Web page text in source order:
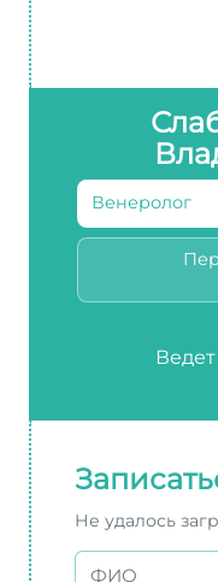
Венеролог
Не удалось